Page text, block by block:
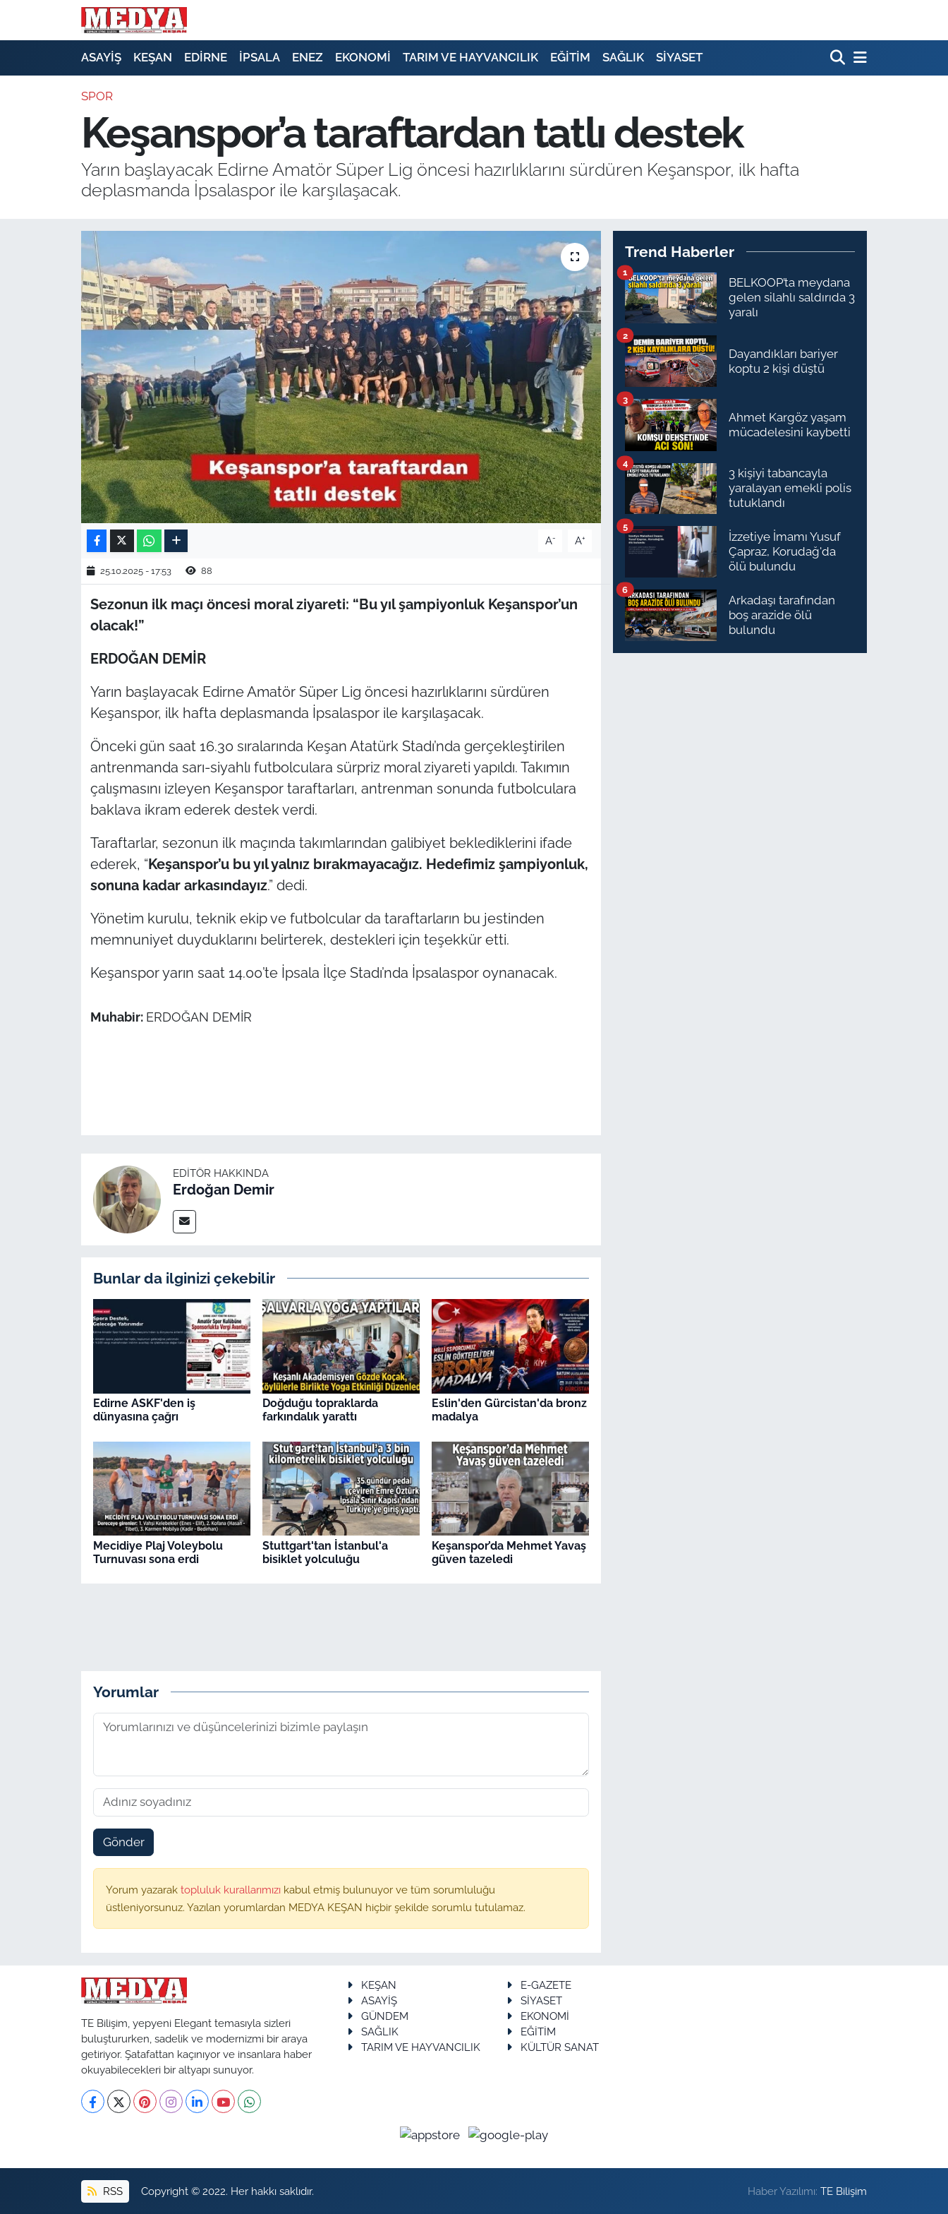
ASAYİŞ KEŞAN EDİRNE İPSALA ENEZ EKONOMİ TARIM VE HAYVANCILIK EĞİTİM SAĞLIK SİYASET
SPOR
Keşanspor’a taraftardan tatlı destek
Yarın başlayacak Edirne Amatör Süper Lig öncesi hazırlıklarını sürdüren Keşanspor, ilk hafta
deplasmanda İpsalaspor ile karşılaşacak.
A- A+
25.10.2025 - 17:53 88
Sezonun ilk maçı öncesi moral ziyareti: “Bu yıl şampiyonluk Keşanspor’un
olacak!”
ERDOĞAN DEMİR
Yarın başlayacak Edirne Amatör Süper Lig öncesi hazırlıklarını sürdüren
Keşanspor, ilk hafta deplasmanda İpsalaspor ile karşılaşacak.
Önceki gün saat 16.30 sıralarında Keşan Atatürk Stadı’nda gerçekleştirilen
antrenmanda sarı-siyahlı futbolculara sürpriz moral ziyareti yapıldı. Takımın
çalışmasını izleyen Keşanspor taraftarları, antrenman sonunda futbolculara
baklava ikram ederek destek verdi.
Taraftarlar, sezonun ilk maçında takımlarından galibiyet beklediklerini ifade
ederek, “Keşanspor’u bu yıl yalnız bırakmayacağız. Hedefimiz şampiyonluk,
sonuna kadar arkasındayız.” dedi.
Yönetim kurulu, teknik ekip ve futbolcular da taraftarların bu jestinden
memnuniyet duyduklarını belirterek, destekleri için teşekkür etti.
Keşanspor yarın saat 14.00’te İpsala İlçe Stadı’nda İpsalaspor oynanacak.
Muhabir: ERDOĞAN DEMİR
EDITÖR HAKKINDA
Erdoğan Demir
Bunlar da ilginizi çekebilir
Edirne ASKF'den iş
dünyasına çağrı
Doğduğu topraklarda
farkındalık yarattı
Eslin'den Gürcistan'da bronz
madalya
Mecidiye Plaj Voleybolu
Turnuvası sona erdi
Stuttgart'tan İstanbul'a
bisiklet yolculuğu
Keşanspor’da Mehmet Yavaş
güven tazeledi
Yorumlar
Gönder
Yorum yazarak topluluk kurallarımızı kabul etmiş bulunuyor ve tüm sorumluluğu
üstleniyorsunuz. Yazılan yorumlardan MEDYA KEŞAN hiçbir şekilde sorumlu tutulamaz.
Trend Haberler
BELKOOP’ta meydana
gelen silahlı saldırıda 3
yaralı
1
Dayandıkları bariyer
koptu 2 kişi düştü
2
Ahmet Kargöz yaşam
mücadelesini kaybetti
3
3 kişiyi tabancayla
yaralayan emekli polis
tutuklandı
4
İzzetiye İmamı Yusuf
Çapraz, Korudağ'da
ölü bulundu
5
Arkadaşı tarafından
boş arazide ölü
bulundu
6
TE Bilişim, yepyeni Elegant temasıyla sizleri
buluştururken, sadelik ve modernizmi bir araya
getiriyor. Şatafattan kaçınıyor ve insanlara haber
okuyabilecekleri bir altyapı sunuyor.
KEŞAN
E-GAZETE
ASAYİŞ
SİYASET
GÜNDEM
EKONOMİ
SAĞLIK
EĞİTİM
TARIM VE HAYVANCILIK
KÜLTÜR SANAT
RSS Copyright © 2022. Her hakkı saklıdır. Haber Yazılımı:TE Bilişim
E-GAZETE
SİYASET
GÜNDEM
EKONOMİ
SAĞLIK
EĞİTİM
TARIM VE HAYVANCILIK
KÜLTÜR SANAT
RESMİ İLAN
EDİRNE
ÇANAKKALE
TÜRKİYE
Flaş Haber
Dış Haberler
English News
Gündem-Eğitim